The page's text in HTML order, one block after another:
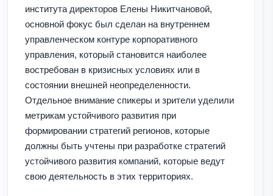
института директоров Елены Никитчановой,
основной фокус был сделан на внутреннем
управленческом контуре корпоративного
управления, который становится наиболее
востребован в кризисных условиях или в
состоянии внешней неопределенности.
Отдельное внимание спикеры и зрители уделили
метрикам устойчивого развития при
формировании стратегий регионов, которые
должны быть учтены при разработке стратегий
устойчивого развития компаний, которые ведут
свою деятельность в этих территориях.